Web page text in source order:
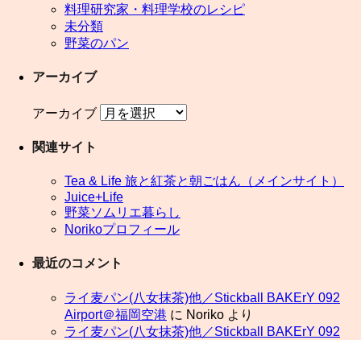
料理研究家・料理学校のレシピ
未分類
野菜のパン
アーカイブ
アーカイブ
関連サイト
Tea & Life 旅と紅茶と朝ごはん（メインサイト）
Juice+Life
野菜ソムリエ暮らし
Norikoプロフィール
最近のコメント
ライ麦パン(八女抹茶)他／Stickball BAKErY 092
Airport＠福岡空港 に Noriko より
ライ麦パン(八女抹茶)他／Stickball BAKErY 092